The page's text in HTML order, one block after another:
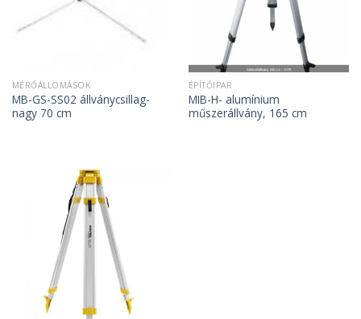
MÉRŐÁLLOMÁSOK
MB-GS-SS02 állványcsillag-
nagy 70 cm
ÉPÍTŐIPAR
MIB-H- alumínium
műszerállvány, 165 cm